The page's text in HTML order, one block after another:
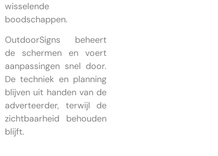
wisselende
boodschappen.
OutdoorSigns beheert
de schermen en voert
aanpassingen snel door.
De techniek en planning
blijven uit handen van de
adverteerder, terwijl de
zichtbaarheid behouden
blijft.